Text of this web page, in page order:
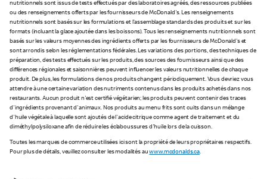
nutritionnels sont issus de tests effectués par des laboratoires agréés, des ressources publiées
ou des renseignements offerts par les fournisseurs de McDonald's. Les renseignements
nutritionnels sont basés sur les formulations et l’assemblage standards des produits et sur les
formats (incluant la glace ajoutée dans les boissons). Tous les renseignements nutritionnels sont
basés sur les valeurs moyennes des ingrédients offerts par les fournisseurs de McDonald's et
sont arrondis selon les réglementations fédérales. Les variations des portions, des techniques de
préparation, des tests effectués sur les produits, des sources des fournisseurs ainsi que des
différences régionales et saisonnières peuvent influencer les valeurs nutritionnelles de chaque
produit. De plus, les formulations de nos produits changent périodiquement. Vous devriez vous
attendre à une certaine variation des nutriments contenus dans les produits achetés dans nos
restaurants. Aucun produit n'est certifié végétarien; les produits peuvent contenir des traces
d'ingrédients provenant d'animaux. Nos produits au menu frits sont cuits dans un mélange
d'huile végétale à laquelle sont ajoutés de l'acide citrique comme agent de traitement et du
diméthylpolysiloxane afin de réduire les éclaboussures d'huile lors de la cuisson.
Toutes les marques de commerce utilisées ici sont la propriété de leurs propriétaires respectifs.
Pour plus de détails, veuillez consulter les modalités auwww.mcdonalds.ca.